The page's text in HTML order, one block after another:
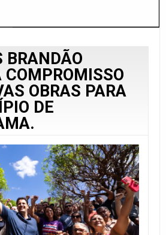
BRANDÃO
COMPROMISSO
OBRAS PARA
DE